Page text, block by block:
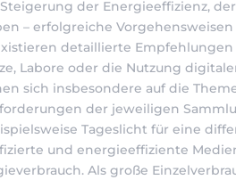
der Energieeffizienz,
– erfolgreiche
detaillierte
Labore oder die Nutzung
sich insbesondere auf die
der jeweiligen
Tageslicht für eine
und energieeffiziente
Als große